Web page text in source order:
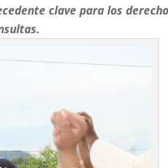
clave para los